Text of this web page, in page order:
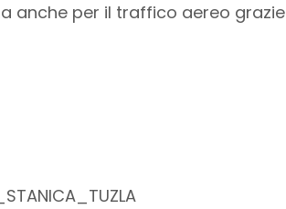
anche per il traffico aereo grazie